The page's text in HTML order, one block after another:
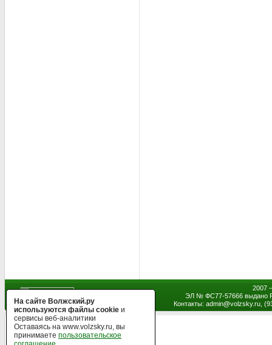
2007
ЭЛ № ФС77-57666 выдано
Контакты: admin@volzsky.ru,
На сайте Волжский.ру
используются файлы cookie и
сервисы веб-аналитики
Оставаясь на www.volzsky.ru, вы
принимаете пользовательское